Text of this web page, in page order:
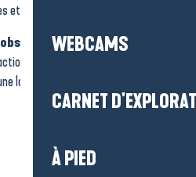
WEBCAMS
CARNET
À PIED
et les démarches collectives.
touristique
aux usages, aux flux et aux
logique d’efficacité et